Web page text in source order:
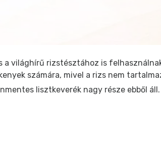
világhírű rizstésztához is
számára, mivel a rizs nem
lisztkeverék nagy része ebből